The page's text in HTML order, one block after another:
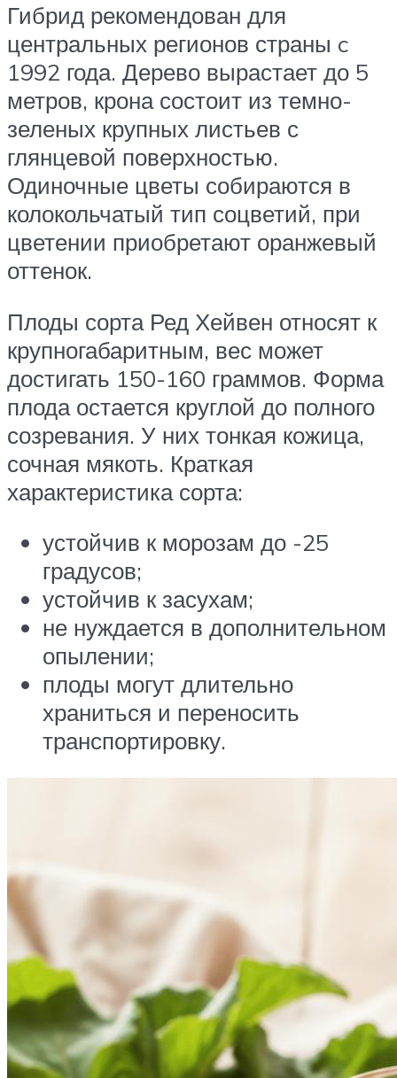
Гибрид рекомендован для
центральных регионов страны c
1992 года. Дерево вырастает до 5
метров, крона состоит из темно-
зеленых крупных листьев с
глянцевой поверхностью.
Одиночные цветы собираются в
колокольчатый тип соцветий, при
цветении приобретают оранжевый
оттенок.
Плоды сорта Ред Хейвен относят к
крупногабаритным, вес может
достигать 150-160 граммов. Форма
плода остается круглой до полного
созревания. У них тонкая кожица,
сочная мякоть. Краткая
характеристика сорта:
устойчив к морозам до -25
градусов;
устойчив к засухам;
не нуждается в дополнительном
опылении;
плоды могут длительно
храниться и переносить
транспортировку.